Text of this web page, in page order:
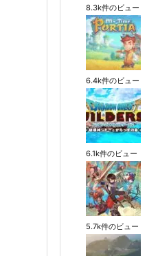
8.3k件のビュー
6.4k件のビュー
6.1k件のビュー
5.7k件のビュー